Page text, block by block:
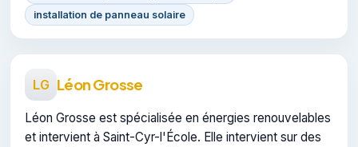
installation de panneau solaire
LG Léon Grosse
Léon Grosse est spécialisée en énergies renouvelables
et intervient à Saint-Cyr-l'École. Elle intervient sur des